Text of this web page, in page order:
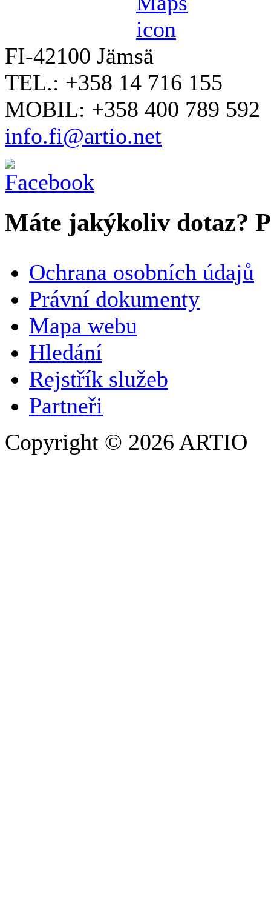
FI-42100 Jämsä
TEL.: +358 14 716 155
MOBIL: +358 400 789 592
info.fi@artio.net
Máte jakýkoliv dotaz?
SPOLEČNOST / ORGANIZACE
E-MAILOVÁ ADRESA
TELEFON
Ochrana osobních údajů
Právní dokumenty
Mapa webu
Hledání
Rejstřík služeb
Partneři
Copyright © 2026 ARTIO